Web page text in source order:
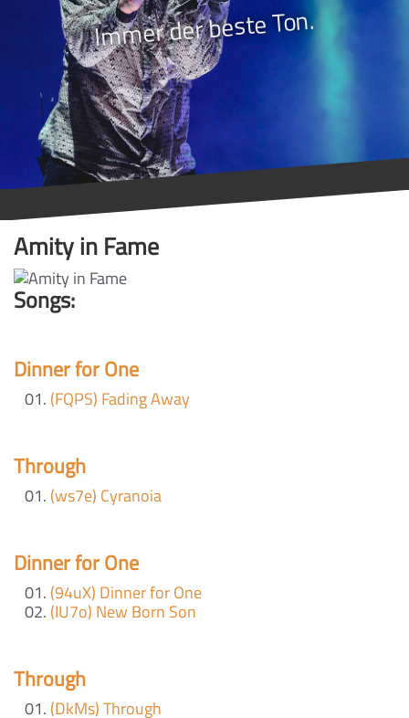
Immer der beste Ton.
Amity in Fame
Songs:
Dinner for One
(FQPS) Fading Away
Through
(ws7e) Cyranoia
Dinner for One
(94uX) Dinner for One
(IU7o) New Born Son
Through
(DkMs) Through